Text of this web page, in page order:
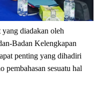
yang diadakan oleh
Badan Kelengkapan
penting yang dihadiri
pembahasan sesuatu hal